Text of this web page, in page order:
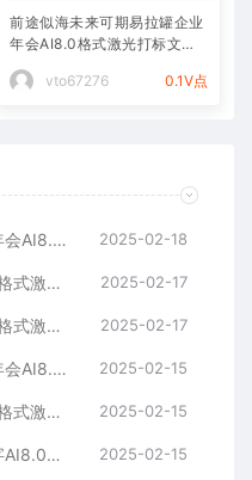
前途似海未来可期易拉罐企业
年会AI8.0格式激光打标文件
通用矢量图
vto67276
0.1V点
遂风领航向阳而生易拉罐企业年会AI8.0格式激光打标文件通用矢量图 2025-02-18
年年有余新春贺词艺术字AI8.0格式激光打标文件通用矢量图 2025-02-17
在一起赢未来书法艺术字AI8.0格式激光打标文件通用矢量图 2025-02-17
前途似海未来可期易拉罐企业年会AI8.0格式激光打标文件通用矢量图 2025-02-15
携手共赢易拉罐企业年会AI8.0格式激光打标文件通用矢量图 2025-02-15
皓月当空桃李满园中秋节艺术字AI8.0格式激光打标文件通用矢量图 2025-02-15